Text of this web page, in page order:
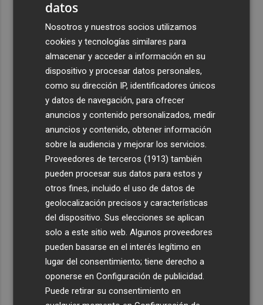
datos
Nosotros y nuestros socios utilizamos
cookies y tecnologías similares para
almacenar y acceder a información en su
dispositivo y procesar datos personales,
como su dirección IP, identificadores únicos
y datos de navegación, para ofrecer
anuncios y contenido personalizados, medir
anuncios y contenido, obtener información
sobre la audiencia y mejorar los servicios.
Proveedores de terceros (1913) también
pueden procesar sus datos para estos y
otros fines, incluido el uso de datos de
geolocalización precisos y características
del dispositivo. Sus elecciones se aplican
solo a este sitio web. Algunos proveedores
pueden basarse en el interés legítimo en
lugar del consentimiento; tiene derecho a
oponerse enConfiguración de publicidad.
Puede retirar su consentimiento en